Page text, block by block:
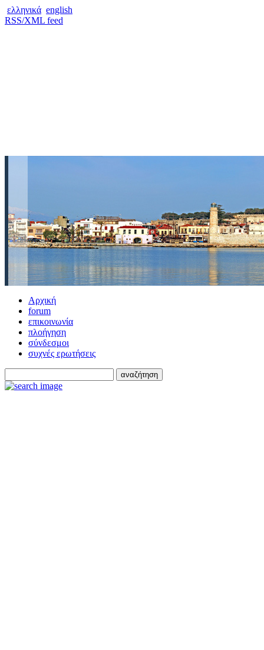
ελληνικά english
RSS/XML feed
Αρχική
forum
επικοινωνία
πλοήγηση
σύνδεσμοι
συχνές ερωτήσεις